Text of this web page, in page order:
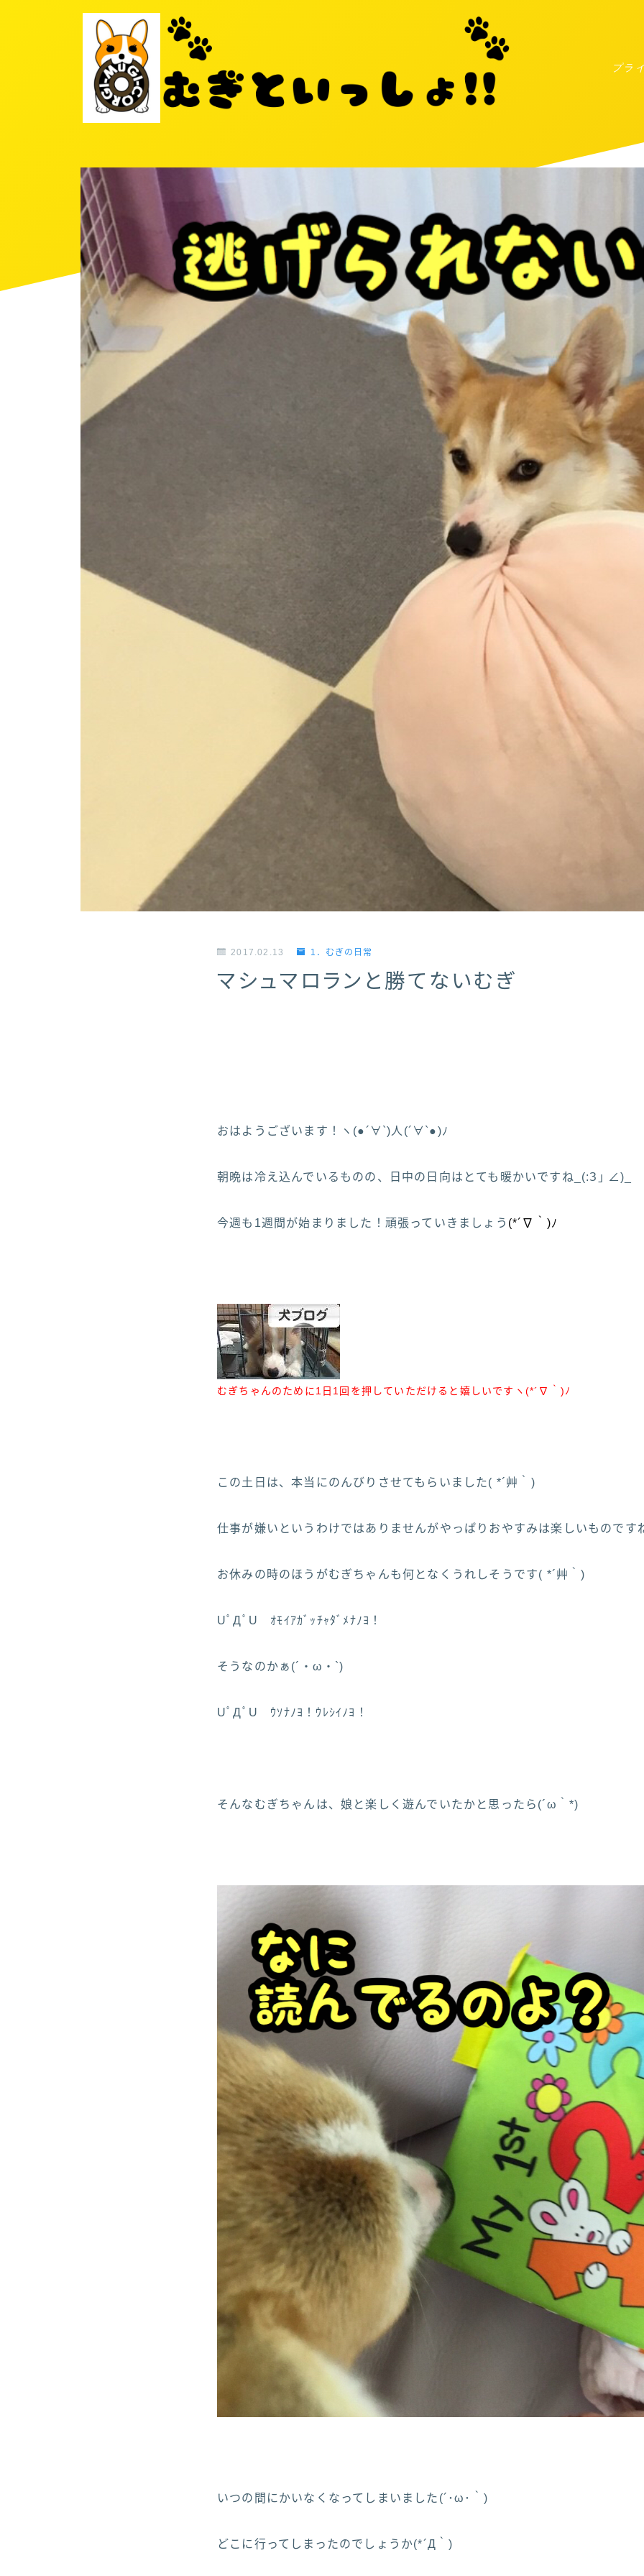
プラ
MENU
2017.02.13 1．むぎの日常
マシュマロランと勝てないむぎ
おはようございます！ヽ(●´∀`)人(´∀`●)ﾉ
朝晩は冷え込んでいるものの、日中の日向はとても暖かいですね_(:З｣ ∠)_
今週も1週間が始まりました！頑張っていきましょう (*´∇｀)ﾉ
むぎちゃんのために1日1回を押していただけると嬉しいですヽ(*´∇｀)ﾉ
この土日は、本当にのんびりさせてもらいました( *´艸｀)
仕事が嫌いというわけではありませんがやっぱりおやすみは楽しいものです
お休みの時のほうがむぎちゃんも何となくうれしそうです( *´艸｀)
UﾟДﾟU ｵﾓｲｱｶﾞｯﾁｬﾀﾞﾒﾅﾉﾖ！
そうなのかぁ(´・ω・`)
UﾟДﾟU ｳｿﾅﾉﾖ！ｳﾚｼｲﾉﾖ！
そんなむぎちゃんは、娘と楽しく遊んでいたかと思ったら(´ω｀*)
いつの間にかいなくなってしまいました(´･ω･｀)
どこに行ってしまったのでしょうか(*´Д｀)